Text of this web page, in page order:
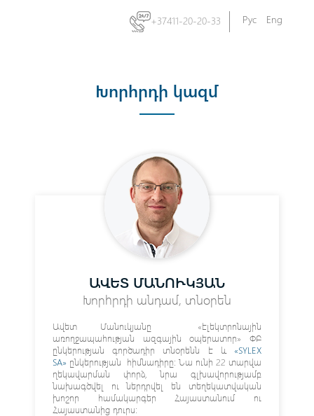
+37411-20-20-33 Рус Eng
Խորհրդի կազմ
ԱՎԵՏ ՄԱՆՈՒԿՅԱՆ
Խորհրդի անդամ, տնօրեն
Ավետ Մանուկյանը «էլեկտրոնային
առողջապահության ազգային օպերատոր» ՓԲ
ընկերության գործադիր տնօրենն է և «SYLEX
SA» ընկերության հիմնադիրը։ Նա ունի 22 տարվա
ղեկավարման փորձ, նրա գլխավորությամբ
նախագծվել ու ներդրվել են տեղեկատվական
խոշոր համակարգեր Հայաստանում ու
Հայաստանից դուրս։